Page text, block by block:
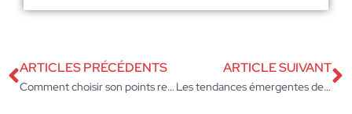
ARTICLES PRÉCÉDENTS
Comment choisir son points relais Vinted ?
ARTICLE SUIVANT
Les tendances émergentes des réseaux sociaux en 2023